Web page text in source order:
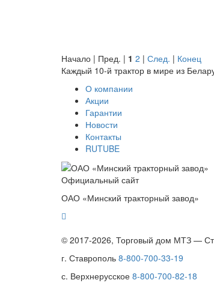
Начало | Пред. | 1 2 | След. | Конец
Каждый 10-й трактор в мире из
О компании
Акции
Гарантии
Новости
Контакты
RUTUBE
Официальный сайт
ОАО «Минский тракторный завод»
© 2017-2026, Торговый дом МТЗ —
г. Ставрополь 8-800-700-33-19
с. Верхнерусское 8-800-700-82-18